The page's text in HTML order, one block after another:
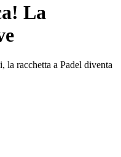
La
la racchetta a Padel diventa